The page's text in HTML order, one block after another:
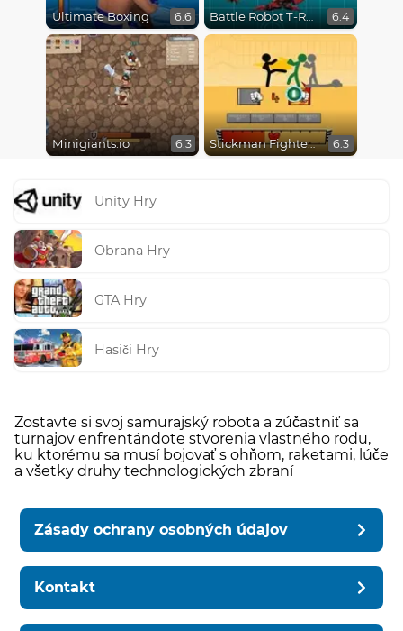
Ultimate Boxing 6.6 Battle Robot T-Rex Age 6.4
Minigiants.io 6.3 Stickman Fighter Epic Battles 6.3
Unity Hry
Obrana Hry
GTA Hry
Hasiči Hry
Zostavte si svoj samurajský robota a zúčastniť sa
turnajov enfrentándote stvorenia vlastného rodu,
ku ktorému sa musí bojovať s ohňom, raketami, lúče
a všetky druhy technologických zbraní
Zásady ochrany osobných údajov
Kontakt